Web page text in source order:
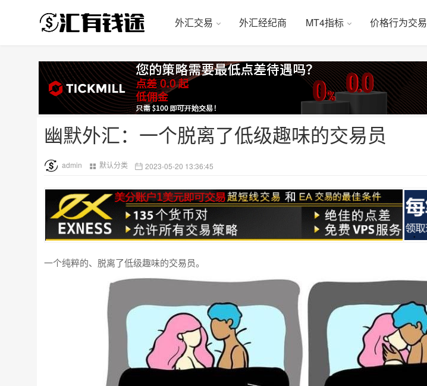
外汇交易 外汇经纪商 MT4指标 价格行为交易
幽默外汇：一个脱离了低级趣味的交易员
admin 默认分类 2023-05-20 13:36:45
一个纯粹的、脱离了低级趣味的交易员。